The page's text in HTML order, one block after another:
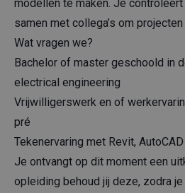
modellen te maken. Je
samen met collega’s om
Wat vragen we?
Bachelor of master geschoold in
electrical engineering
Vrijwilligerswerk en of
pré
Tekenervaring met Revit,
Je ontvangt op dit moment een
opleiding behoud jij deze, zodra